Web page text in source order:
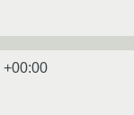
+00:00